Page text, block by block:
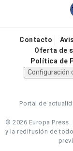
Contacto
Oferta de
Política de
Configuración
Portal de
© 2026 Europa Press.
y la redifusión de